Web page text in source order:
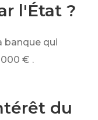
l'État ?
banque qui
€ .
du